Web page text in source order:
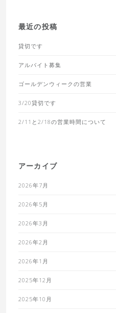
最近の投稿
貸切です
アルバイト募集
ゴールデンウィークの営業
3/20貸切です
2/11と2/18の営業時間について
アーカイブ
2026年7月
2026年5月
2026年3月
2026年2月
2026年1月
2025年12月
2025年10月